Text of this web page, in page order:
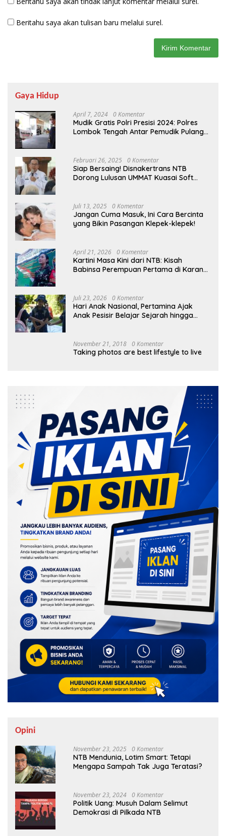
Beritahu saya akan tulisan baru melalui surel.
Gaya Hidup
April 7, 2024 0 Komentar
Mudik Gratis Polri Presisi 2024: Polres
Lombok Tengah Antar Pemudik Pulang
Februari 26, 2025 0 Komentar
Siap Bersaing! Disnakertrans NTB
Dorong Lulusan UMMAT Kuasai Soft
Juli 13, 2025 0 Komentar
Jangan Cuma Masuk, Ini Cara Bercinta
yang Bikin Pasangan Klepek-klepek!
April 21, 2026 0 Komentar
Kartini Masa Kini dari NTB: Kisah
Babinsa Perempuan Pertama di Karang
Juli 23, 2026 0 Komentar
Hari Anak Nasional, Pertamina Ajak
Anak Pesisir Belajar Sejarah hingga
November 21, 2018 0 Komentar
Taking photos are best lifestyle to live
Opini
November 23, 2025 0 Komentar
NTB Mendunia, Lotim Smart: Tetapi
Mengapa Sampah Tak Juga Teratasi?
November 23, 2024 0 Komentar
Politik Uang: Musuh Dalam Selimut
Demokrasi di Pilkada NTB